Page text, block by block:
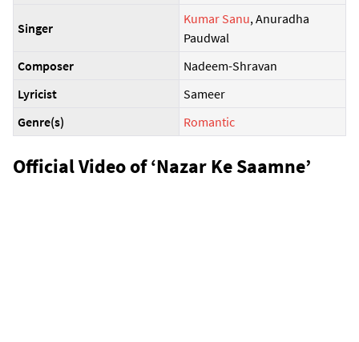
Singer
Kumar Sanu, Anuradha
Paudwal
Composer
Nadeem-Shravan
Lyricist
Sameer
Genre(s)
Romantic
Official Video of ‘Nazar Ke Saamne’